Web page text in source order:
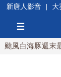
新唐人影音 | 大
豚週末最接近台